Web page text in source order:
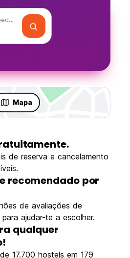
Hóspedes
Mapa
de reserva e cancelamento
recomendado por
de avaliações de
ajudar-te a escolher.
qualquer
17.700 hostels em 179